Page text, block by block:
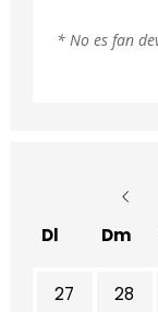
* No es fan
Dl
Dm
No hi ha cap
27 28